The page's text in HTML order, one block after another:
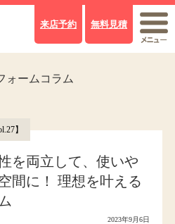
来店予約 無料見積
ォームコラム
】
を両立して、使いや
間に！ 理想を叶える
2023年9月6日